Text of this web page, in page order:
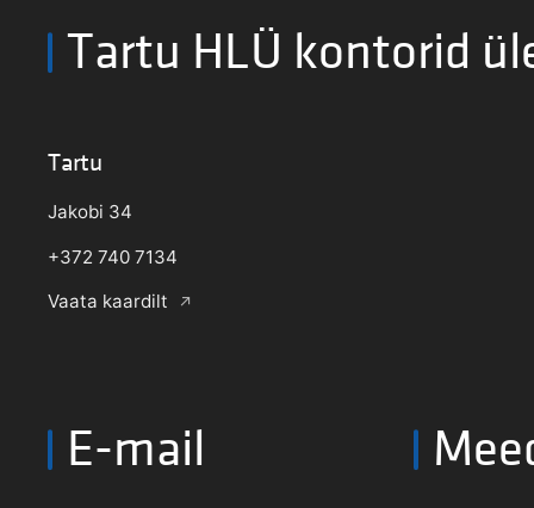
Tartu HLÜ kontorid
Tartu
Jakobi 34
+372 740 7134
Vaata kaardilt
E-mail